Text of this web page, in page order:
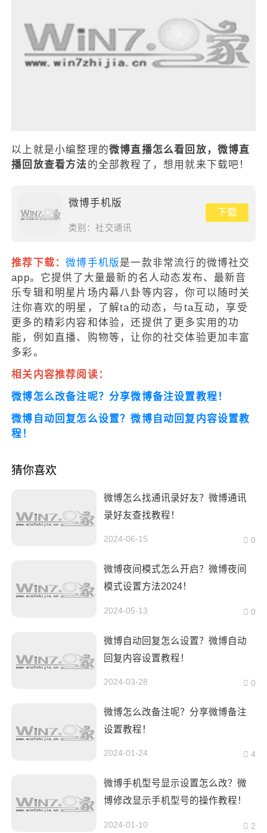
以上就是小编整理的微博直播怎么看回放，微博直
播回放查看方法的全部教程了，想用就来下载吧！
微博手机版
类别：社交通讯
下载
推荐下载：微博手机版是一款非常流行的微博社交
app。它提供了大量最新的名人动态发布、最新音
乐专辑和明星片场内幕八卦等内容，你可以随时关
注你喜欢的明星，了解ta的动态，与ta互动，享受
更多的精彩内容和体验，还提供了更多实用的功
能，例如直播、购物等，让你的社交体验更加丰富
多彩。
相关内容推荐阅读：
微博怎么改备注呢？分享微博备注设置教程！
微博自动回复怎么设置？微博自动回复内容设置教
程！
猜你喜欢
微博怎么找通讯录好友？微博通讯
录好友查找教程！
2024-06-15 0
微博夜间模式怎么开启？微博夜间
模式设置方法2024！
2024-05-13 0
微博自动回复怎么设置？微博自动
回复内容设置教程！
2024-03-28 0
微博怎么改备注呢？分享微博备注
设置教程！
2024-01-24 4
微博手机型号显示设置怎么改？微
博修改显示手机型号的操作教程！
2024-01-10 2